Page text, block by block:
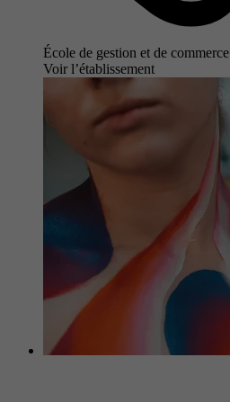
École de gestion et de commerce
Voir l’établissement